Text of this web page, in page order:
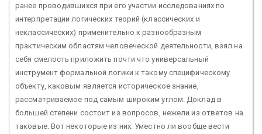
ранее проводившихся при его участии исследованиях по
интерпретации логических теорий (классических и
неклассических) применительно к разнообразным
практическим областям человеческой деятельности, взял на
себя смелость приложить почти что универсальный
инструмент формальной логики к такому специфическому
объекту, каковым является историческое знание,
рассматриваемое под самым широким углом. Доклад в
большей степени состоит из вопросов, нежели из ответов на
таковые. Вот некоторые из них: Уместно ли вообще вести